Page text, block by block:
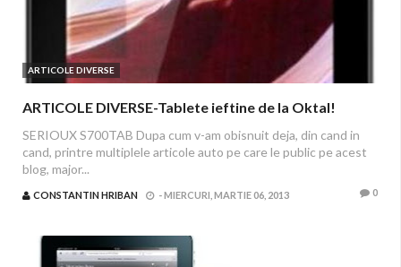
ARTICOLE DIVERSE
ARTICOLE DIVERSE-Tablete ieftine de la Oktal!
SERIOUX S700TAB Dupa cum v-am obisnuit deja, din cand in
cand, printre multiplele articole auto pe care le public pe acest
blog, major...
CONSTANTIN HRIBAN -MIERCURI, MARTIE 06, 2013 0